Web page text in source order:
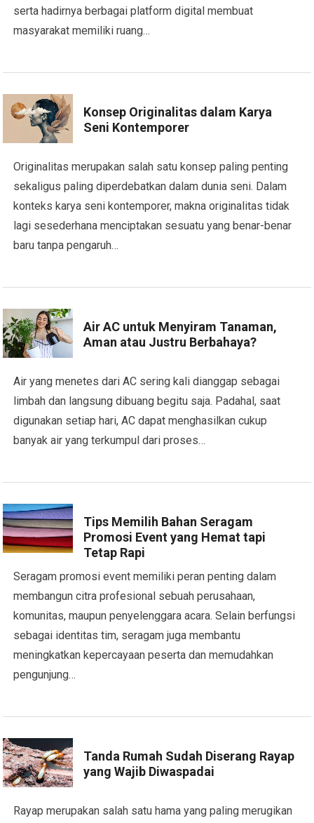
serta hadirnya berbagai platform digital membuat
masyarakat memiliki ruang…
Konsep Originalitas dalam Karya
Seni Kontemporer
Originalitas merupakan salah satu konsep paling penting
sekaligus paling diperdebatkan dalam dunia seni. Dalam
konteks karya seni kontemporer, makna originalitas tidak
lagi sesederhana menciptakan sesuatu yang benar-benar
baru tanpa pengaruh…
Air AC untuk Menyiram Tanaman,
Aman atau Justru Berbahaya?
Air yang menetes dari AC sering kali dianggap sebagai
limbah dan langsung dibuang begitu saja. Padahal, saat
digunakan setiap hari, AC dapat menghasilkan cukup
banyak air yang terkumpul dari proses…
Tips Memilih Bahan Seragam
Promosi Event yang Hemat tapi
Tetap Rapi
Seragam promosi event memiliki peran penting dalam
membangun citra profesional sebuah perusahaan,
komunitas, maupun penyelenggara acara. Selain berfungsi
sebagai identitas tim, seragam juga membantu
meningkatkan kepercayaan peserta dan memudahkan
pengunjung…
Tanda Rumah Sudah Diserang Rayap
yang Wajib Diwaspadai
Rayap merupakan salah satu hama yang paling merugikan